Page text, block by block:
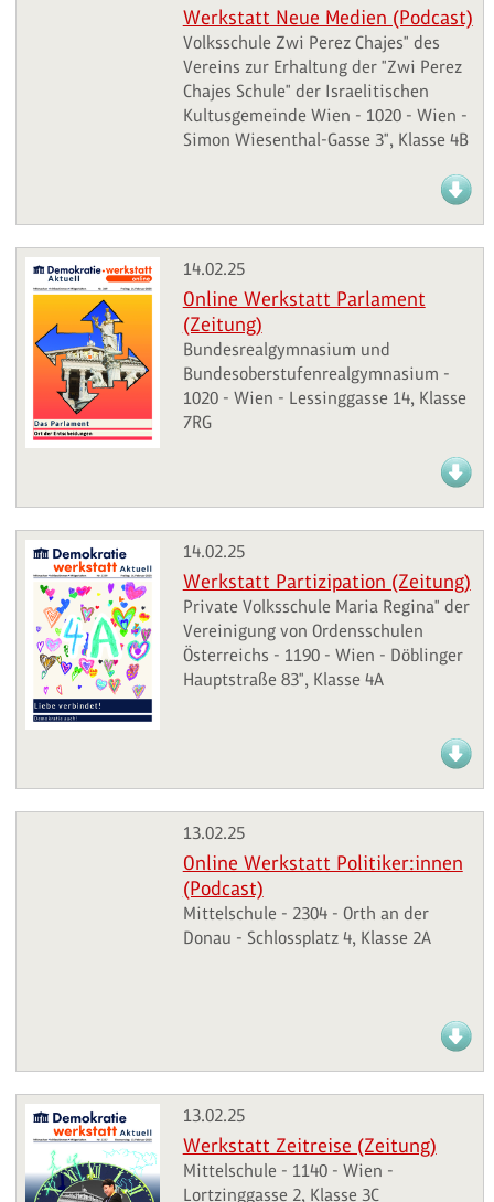
Werkstatt Neue Medien (Podcast)
Volksschule Zwi Perez Chajes" des
Vereins zur Erhaltung der "Zwi Perez
Chajes Schule" der Israelitischen
Kultusgemeinde Wien - 1020 - Wien -
Simon Wiesenthal-Gasse 3", Klasse 4B
14.02.25
Online Werkstatt Parlament
(Zeitung)
Bundesrealgymnasium und
Bundesoberstufenrealgymnasium -
1020 - Wien - Lessinggasse 14, Klasse
7RG
14.02.25
Werkstatt Partizipation (Zeitung)
Private Volksschule Maria Regina" der
Vereinigung von Ordensschulen
Österreichs - 1190 - Wien - Döblinger
Hauptstraße 83", Klasse 4A
13.02.25
Online Werkstatt Politiker:innen
(Podcast)
Mittelschule - 2304 - Orth an der
Donau - Schlossplatz 4, Klasse 2A
13.02.25
Werkstatt Zeitreise (Zeitung)
Mittelschule - 1140 - Wien -
Lortzinggasse 2, Klasse 3C